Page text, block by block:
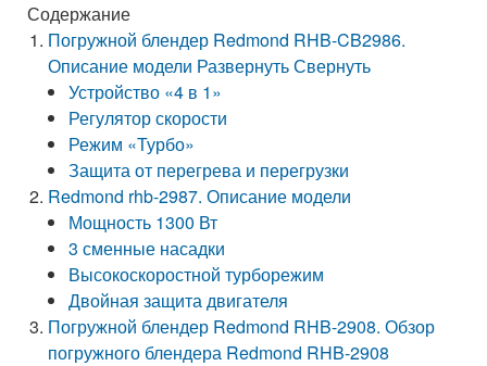
Содержание
Погружной блендер Redmond RHB-CB2986.
Описание модели Развернуть Свернуть
Устройство «4 в 1»
Регулятор скорости
Режим «Турбо»
Защита от перегрева и перегрузки
Redmond rhb-2987. Описание модели
Мощность 1300 Вт
3 сменные насадки
Высокоскоростной турборежим
Двойная защита двигателя
Погружной блендер Redmond RHB-2908. Обзор
погружного блендера Redmond RHB-2908